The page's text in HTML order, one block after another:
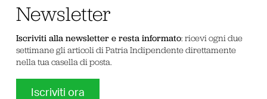
Newsletter
Iscriviti alla newsletter e resta informato: ricevi ogni due
settimane gli articoli di Patria Indipendente direttamente
nella tua casella di posta.
Iscriviti ora